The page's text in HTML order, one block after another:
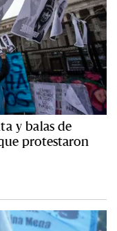
y balas de
protestaron